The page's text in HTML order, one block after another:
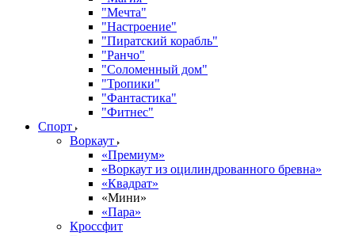
"Мечта"
"Настроение"
"Пиратский корабль"
"Ранчо"
"Соломенный дом"
"Тропики"
"Фантастика"
"Фитнес"
Спорт
Воркаут
«Премиум»
«Воркаут из оцилиндрованного бревна»
«Квадрат»
«Мини»
«Пара»
Кроссфит